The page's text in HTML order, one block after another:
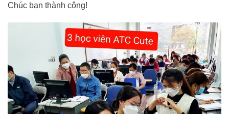
Chúc bạn thành công!